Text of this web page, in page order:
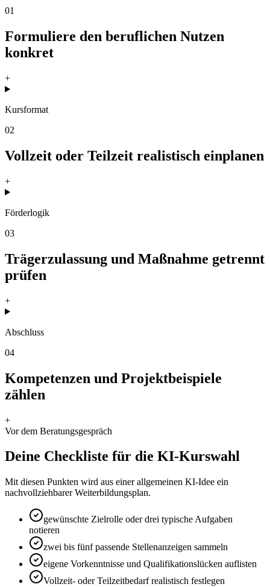
01
Formuliere den beruflichen Nutzen
konkret
+
Kursformat
02
Vollzeit oder Teilzeit realistisch einplanen
+
Förderlogik
03
Trägerzulassung und Maßnahme getrennt
prüfen
+
Abschluss
04
Kompetenzen und Projektbeispiele
zählen
+
Vor dem Beratungsgespräch
Deine Checkliste für die KI-Kurswahl
Mit diesen Punkten wird aus einer allgemeinen KI-Idee ein
nachvollziehbarer Weiterbildungsplan.
gewünschte Zielrolle oder drei typische Aufgaben
notieren
zwei bis fünf passende Stellenanzeigen sammeln
eigene Vorkenntnisse und Qualifikationslücken auflisten
Vollzeit- oder Teilzeitbedarf realistisch festlegen